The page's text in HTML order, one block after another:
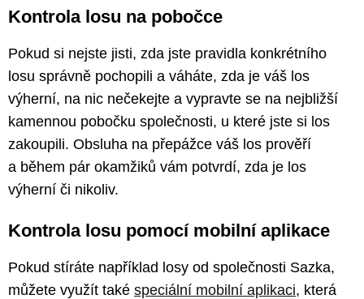
Kontrola losu na pobočce
Pokud si nejste jisti, zda jste pravidla konkrétního
losu správně pochopili a váháte, zda je váš los
výherní, na nic nečekejte a vypravte se na nejbližší
kamennou pobočku společnosti, u které jste si los
zakoupili. Obsluha na přepážce váš los prověří
a během pár okamžiků vám potvrdí, zda je los
výherní či nikoliv.
Kontrola losu pomocí mobilní aplikace
Pokud stíráte například losy od společnosti Sazka,
můžete využít také speciální mobilní aplikaci, která